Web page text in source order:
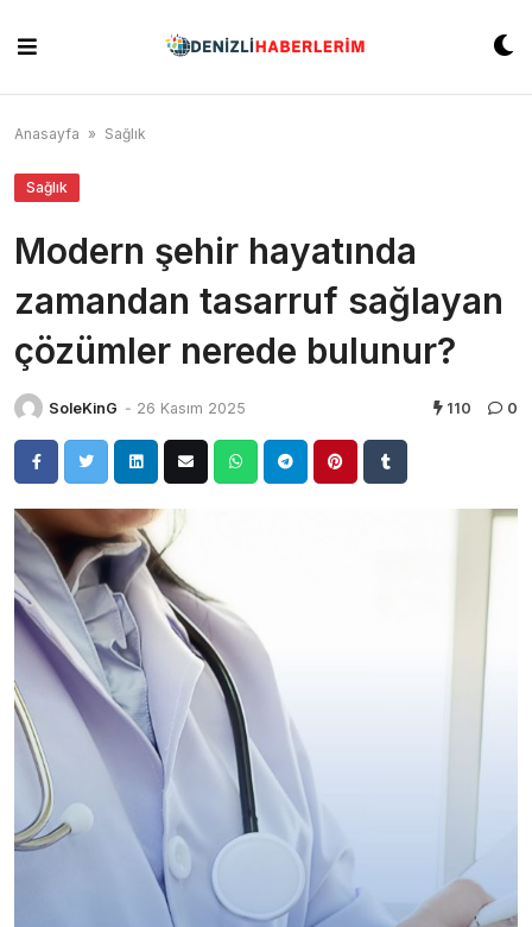
content
Anasayfa » Sağlık
Sağlık
Modern şehir hayatında
zamandan tasarruf sağlayan
çözümler nerede bulunur?
SoleKinG - 26 Kasım 2025 110 0